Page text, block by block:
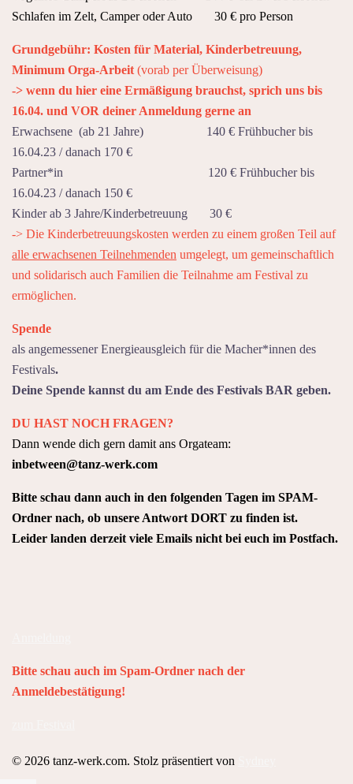
Schlafen im Zelt, Camper oder Auto 30 € pro Person
Grundgebühr: Kosten für Material, Kinderbetreuung,
Minimum Orga-Arbeit (vorab per Überweisung)
-> wenn du hier eine Ermäßigung brauchst, sprich uns bis
16.04. und VOR deiner Anmeldung gerne an
Erwachsene (ab 21 Jahre) 140 € Frühbucher bis
16.04.23 / danach 170 €
Partner*in 120 € Frühbucher bis
16.04.23 / danach 150 €
Kinder ab 3 Jahre/Kinderbetreuung 30 €
-> Die Kinderbetreuungskosten werden zu einem großen Teil auf
alle erwachsenen Teilnehmenden umgelegt, um gemeinschaftlich
und solidarisch auch Familien die Teilnahme am Festival zu
ermöglichen.
Spende
als angemessener Energieausgleich für die Macher*innen des
Festivals.
Deine Spende kannst du am Ende des Festivals BAR geben.
DU HAST NOCH FRAGEN?
Dann wende dich gern damit ans Orgateam:
inbetween@tanz-werk.com
Bitte schau dann auch in den folgenden Tagen im SPAM-
Ordner nach, ob unsere Antwort DORT zu finden ist.
Leider landen derzeit viele Emails nicht bei euch im Postfach.
Bitte schau auch im Spam-Ordner nach der
Anmeldebestätigung!
© 2026 tanz-werk.com. Stolz präsentiert von